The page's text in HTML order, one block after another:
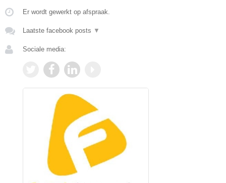
Er wordt gewerkt op afspraak.
Laatste facebook posts ▼
Sociale media: